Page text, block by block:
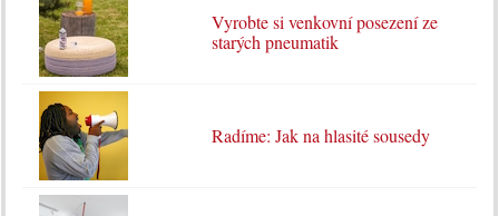
Vyrobte si venkovní posezení ze
starých pneumatik
Radíme: Jak na hlasité sousedy